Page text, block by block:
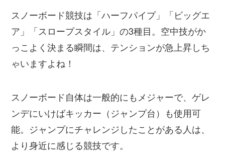
スノーボード競技は「ハーフパイプ」「ビッグエ
ア」「スロープスタイル」の3種目。空中技がか
っこよく決まる瞬間は、テンションが急上昇しち
ゃいますよね！
スノーボード自体は一般的にもメジャーで、ゲレ
ンデにいけばキッカー（ジャンプ台）も使用可
能。ジャンプにチャレンジしたことがある人は、
より身近に感じる競技です。